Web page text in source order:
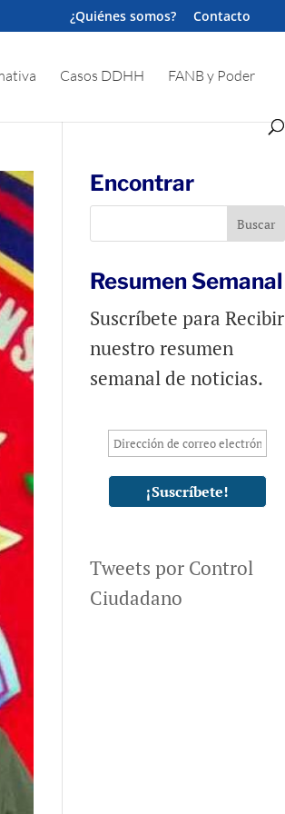
¿Quiénes somos? Contacto
Casos DDHH FANB y Poder
Encontrar
Resumen Semanal
Suscríbete para Recibir
nuestro resumen
semanal de noticias.
Tweets por Control
Ciudadano